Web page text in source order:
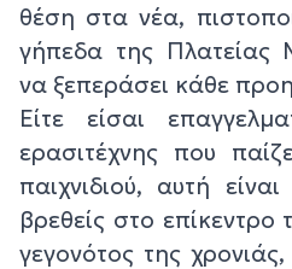
θέση στα νέα,
γήπεδα της Πλατείας
να ξεπεράσει κάθε
Είτε είσαι
ερασιτέχνης που
παιχνιδιού, αυτή
βρεθείς στο επίκεντρο
γεγονότος της